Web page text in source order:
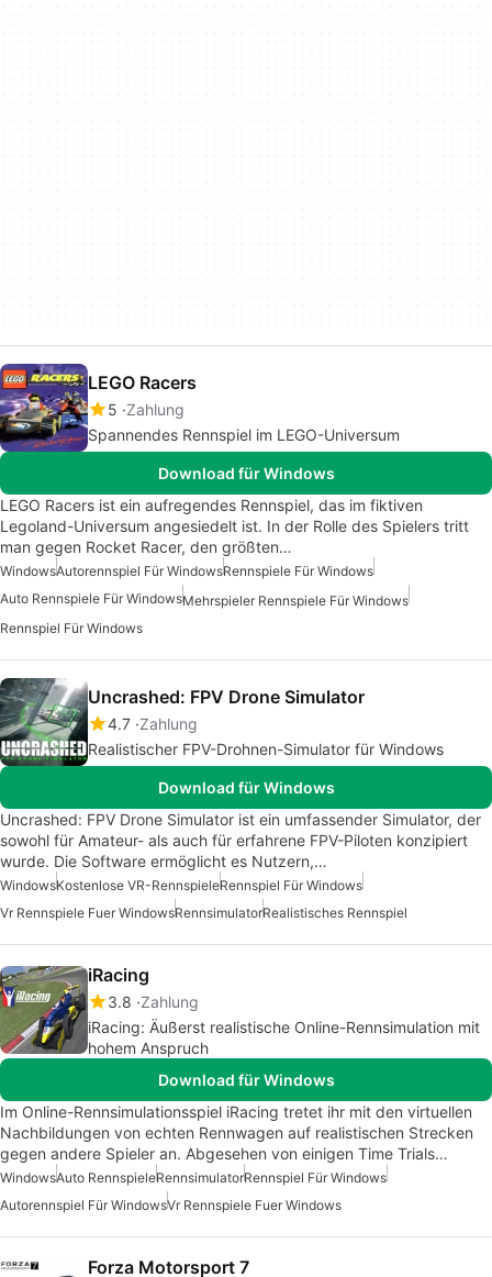
LEGO Racers
5 Zahlung
Spannendes Rennspiel im LEGO-Universum
Download für Windows
LEGO Racers ist ein aufregendes Rennspiel, das im fiktiven
Legoland-Universum angesiedelt ist. In der Rolle des Spielers tritt
man gegen Rocket Racer, den größten…
WindowsAutorennspiel Für WindowsRennspiele Für Windows
Auto Rennspiele Für WindowsMehrspieler Rennspiele Für Windows
Rennspiel Für Windows
Uncrashed: FPV Drone Simulator
4.7 Zahlung
Realistischer FPV-Drohnen-Simulator für Windows
Download für Windows
Uncrashed: FPV Drone Simulator ist ein umfassender Simulator, der
sowohl für Amateur- als auch für erfahrene FPV-Piloten konzipiert
wurde. Die Software ermöglicht es Nutzern,…
WindowsKostenlose VR-RennspieleRennspiel Für Windows
Vr Rennspiele Fuer WindowsRennsimulatorRealistisches Rennspiel
iRacing
3.8 Zahlung
iRacing: Äußerst realistische Online-Rennsimulation mit
hohem Anspruch
Download für Windows
Im Online-Rennsimulationsspiel iRacing tretet ihr mit den virtuellen
Nachbildungen von echten Rennwagen auf realistischen Strecken
gegen andere Spieler an. Abgesehen von einigen Time Trials…
WindowsAuto RennspieleRennsimulatorRennspiel Für Windows
Autorennspiel Für WindowsVr Rennspiele Fuer Windows
Forza Motorsport 7